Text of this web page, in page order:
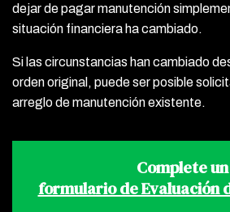
dejar de pagar manutención
situación financiera ha cambiado.
Si las circunstancias han cambiado
orden original, puede ser posible
arreglo de manutención existente.
Complete un
formulario de Evaluación